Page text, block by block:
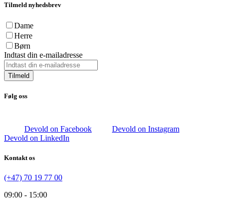
Tilmeld nyhedsbrev
Dame
Herre
Børn
Indtast din e-mailadresse
Tilmeld
Følg oss
Devold on Facebook
Devold on Instagram
Devold on LinkedIn
Kontakt os
(+47) 70 19 77 00
09:00 - 15:00